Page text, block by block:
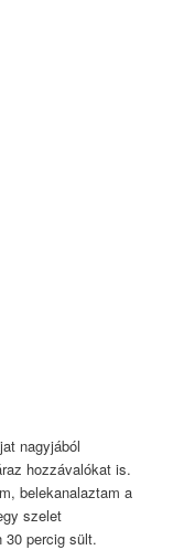
nagyjából
hozzávalókat is.
belekanalaztam a
szelet
30 percig sült.